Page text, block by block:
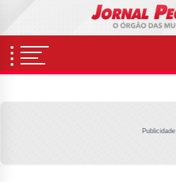
content
Publicidade